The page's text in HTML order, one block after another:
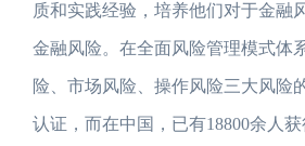
质和实践经验，培养他们对于金融
金融风险。在全面风险管理模式体
险、市场风险、操作风险三大风险
认证，而在中国，已有18800余人